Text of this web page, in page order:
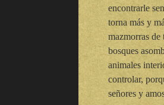
encontrarle
torna más y
mazmorras de
bosques
animales
controlar,
señores y